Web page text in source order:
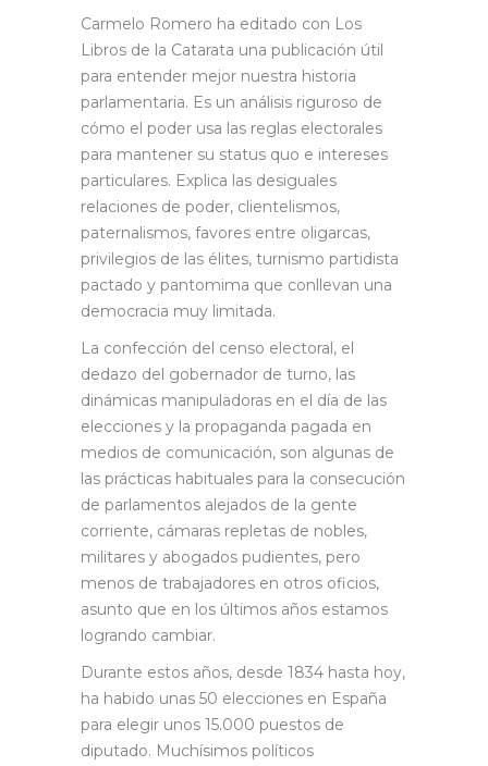
Carmelo Romero ha editado con Los
Libros de la Catarata una publicación útil
para entender mejor nuestra historia
parlamentaria. Es un análisis riguroso de
cómo el poder usa las reglas electorales
para mantener su status quo e intereses
particulares. Explica las desiguales
relaciones de poder, clientelismos,
paternalismos, favores entre oligarcas,
privilegios de las élites, turnismo partidista
pactado y pantomima que conllevan una
democracia muy limitada.
La confección del censo electoral, el
dedazo del gobernador de turno, las
dinámicas manipuladoras en el día de las
elecciones y la propaganda pagada en
medios de comunicación, son algunas de
las prácticas habituales para la consecución
de parlamentos alejados de la gente
corriente, cámaras repletas de nobles,
militares y abogados pudientes, pero
menos de trabajadores en otros oficios,
asunto que en los últimos años estamos
logrando cambiar.
Durante estos años, desde 1834 hasta hoy,
ha habido unas 50 elecciones en España
para elegir unos 15.000 puestos de
diputado. Muchísimos políticos